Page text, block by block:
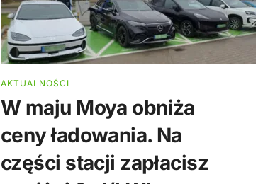
AKTUALNOŚCI
W maju Moya obniża
ceny ładowania. Na
części stacji zapłacisz